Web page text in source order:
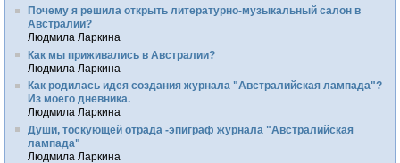
Почему я решила открыть литературно-музыкальный салон в
Австралии?
Людмила Ларкина
Как мы приживались в Австралии?
Людмила Ларкина
Как родилась идея создания журнала "Австралийская лампада"?
Из моего дневника.
Людмила Ларкина
Души, тоскующей отрада -эпиграф журнала "Австралийская
лампада"
Людмила Ларкина